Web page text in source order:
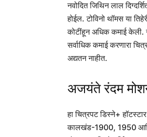
नवोदित जिथिन लाल
होईल. टोविनो थॉमस या
कोटींहून अधिक कमाई केली.
सर्वाधिक कमाई करणारा
अद्यतन नाहीत.
अजयंते रंदम
हा चित्रपट डिस्ने+
कालखंड-1900, 1950 आणि